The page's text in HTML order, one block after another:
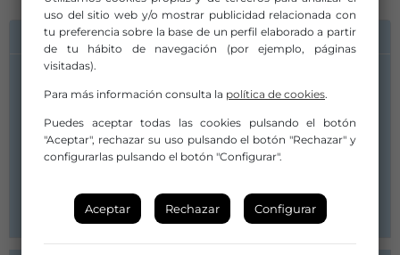
INFORMACIÓN DE CONTACTO
Harrobi Dantza Bertikala
info@dimegaz.eus
info@dimegaz.eus
Web
uso del sitio web y/o mostrar publicidad relacionada con
tu preferencia sobre la base de un perfil elaborado a partir
de tu hábito de navegación (por ejemplo, páginas
visitadas).
Para más información consulta la política de cookies.
Puedes aceptar todas las cookies pulsando el botón
"Aceptar", rechazar su uso pulsando el botón "Rechazar" y
configurarlas pulsando el botón "Configurar".
Aceptar Rechazar Configurar